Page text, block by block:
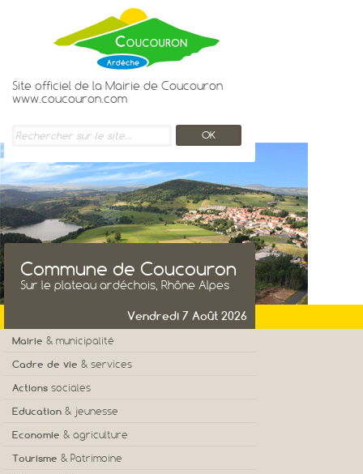
Commune de Coucouron
Sur le plateau ardéchois, Rhône Alpes
Vendredi 7 Août 2026
Mairie & municipalité
Cadre de vie & services
Actions sociales
Education & jeunesse
Economie & agriculture
Tourisme & Patrimoine
Site officiel de la Mairie de Coucouron
www.coucouron.com